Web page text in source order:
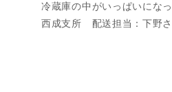
冷蔵庫の中がいっぱいにな
西成支所 配送担当：下野